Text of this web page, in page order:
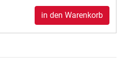
in den Warenkorb